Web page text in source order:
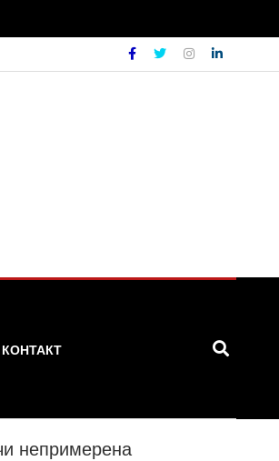
КОНТАКТ
непримерена